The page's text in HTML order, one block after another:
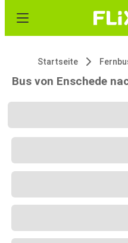
Startseite
Bus von Enschede